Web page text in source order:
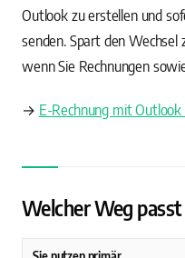
Outlook zu erstellen und
senden. Spart den
wenn Sie Rechnungen
→ E-Rechnung mit
Welcher Weg passt